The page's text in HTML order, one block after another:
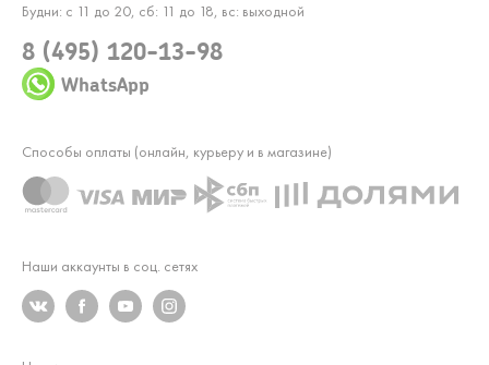
Будни: с 11 до 20, сб: 11 до 18, вс: выходной
8 (495) 120-13-98
WhatsApp
Наши аккаунты в соц. сетях
Способы оплаты (онлайн, курьеру и в магазине)